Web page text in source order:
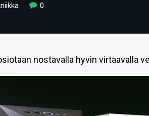
0
nostavalla hyvin virtaavalla